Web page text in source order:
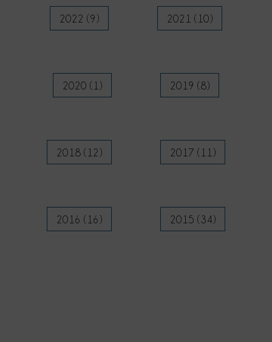
2022 (9) 2021 (10)
2020 (1) 2019 (8)
2018 (12) 2017 (11)
2016 (16) 2015 (34)